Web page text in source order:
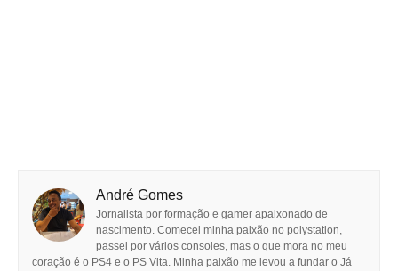
André Gomes
Jornalista por formação e gamer apaixonado de
nascimento. Comecei minha paixão no polystation,
passei por vários consoles, mas o que mora no meu
coração é o PS4 e o PS Vita. Minha paixão me levou a fundar o Já